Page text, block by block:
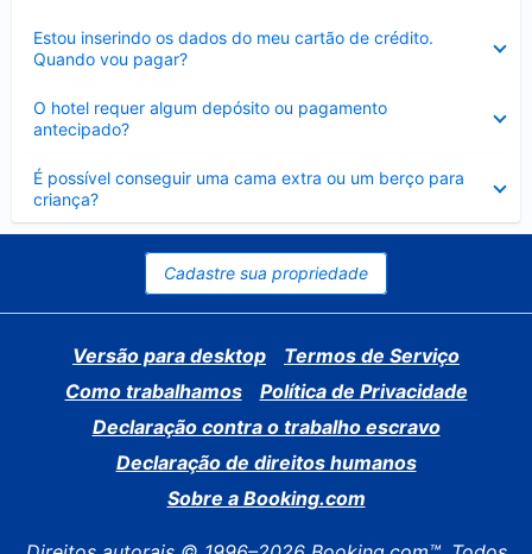
Estou inserindo os dados do meu cartão de crédito.
Quando vou pagar?
O hotel requer algum depósito ou pagamento
antecipado?
É possível conseguir uma cama extra ou um berço para
criança?
Contraído
Cadastre sua propriedade
Versão para desktop
Termos de Serviço
Como trabalhamos
Política de Privacidade
Declaração contra o trabalho escravo
Declaração de direitos humanos
Sobre a Booking.com